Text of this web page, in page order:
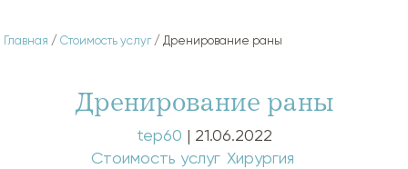
Главная /Стоимость услуг/ Дренирование раны
Дренирование раны
tep60 | 21.06.2022
Стоимость услуг, Хирургия